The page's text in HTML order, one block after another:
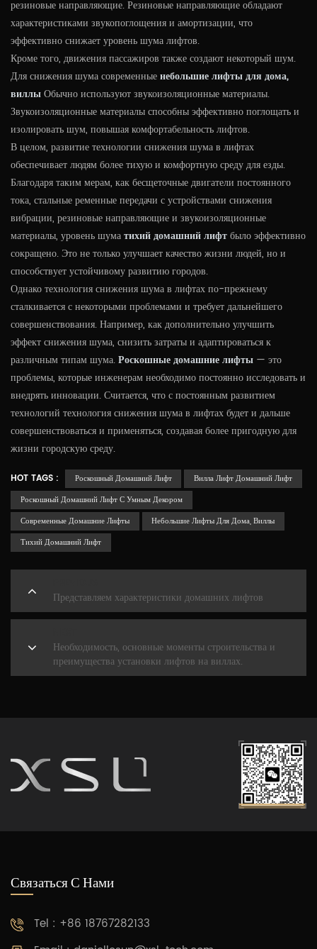
резиновые направляющие. Резиновые направляющие обладают
характеристиками звукопоглощения и амортизации, что
эффективно снижает уровень шума лифтов.
Кроме того, движения пассажиров также создают некоторый шум.
Для снижения шума современныенебольшие лифты для дома,
виллыОбычно используют звукоизоляционные материалы.
Звукоизоляционные материалы способны эффективно поглощать и
изолировать шум, повышая комфортабельность лифтов.
В целом, развитие технологии снижения шума в лифтах
обеспечивает людям более тихую и комфортную среду для езды.
Благодаря таким мерам, как бесщеточные двигатели постоянного
тока, стальные ременные передачи с устройствами снижения
вибрации, резиновые направляющие и звукоизоляционные
материалы, уровень шуматихий домашний лифтбыло эффективно
сокращено. Это не только улучшает качество жизни людей, но и
способствует устойчивому развитию городов.
Однако технология снижения шума в лифтах по-прежнему
сталкивается с некоторыми проблемами и требует дальнейшего
совершенствования. Например, как дополнительно улучшить
эффект снижения шума, снизить затраты и адаптироваться к
различным типам шума.Роскошные домашние лифты — это
проблемы, которые инженерам необходимо постоянно исследовать и
внедрять инновации. Считается, что с постоянным развитием
технологий технология снижения шума в лифтах будет и дальше
совершенствоваться и применяться, создавая более пригодную для
жизни городскую среду.
HOT TAGS : Роскошный Домашний Лифт
Вилла Лифт Домашний Лифт
Роскошный Домашний Лифт С Умным Декором
Современные Домашние Лифты
Небольшие Лифты Для Дома, Виллы
Тихий Домашний Лифт
Представляем характеристики домашних лифтов
Необходимость, основные моменты строительства и
преимущества установки лифтов на виллах.
Связаться С Нами
Tel : +86 18767282133